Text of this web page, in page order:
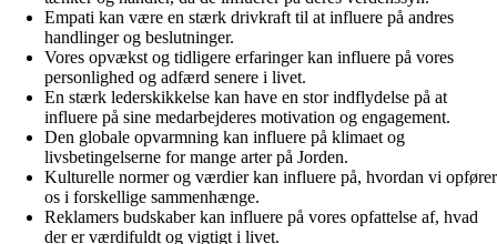
Empati kan være en stærk drivkraft til at influere på andres
handlinger og beslutninger.
Vores opvækst og tidligere erfaringer kan influere på vores
personlighed og adfærd senere i livet.
En stærk lederskikkelse kan have en stor indflydelse på at
influere på sine medarbejderes motivation og engagement.
Den globale opvarmning kan influere på klimaet og
livsbetingelserne for mange arter på Jorden.
Kulturelle normer og værdier kan influere på, hvordan vi opfører
os i forskellige sammenhænge.
Reklamers budskaber kan influere på vores opfattelse af, hvad
der er værdifuldt og vigtigt i livet.